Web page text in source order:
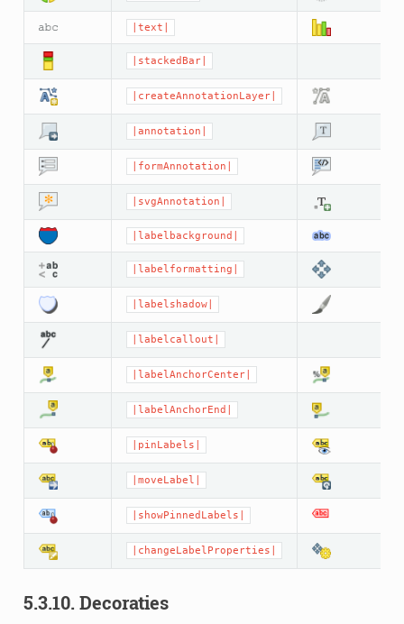
|text|
|stackedBar|
|createAnnotationLayer|
|annotation|
|formAnnotation|
|svgAnnotation|
|labelbackground|
|labelformatting|
|labelshadow|
|labelcallout|
|labelAnchorCenter|
|labelAnchorEnd|
|pinLabels|
|moveLabel|
|showPinnedLabels|
|changeLabelProperties|
5.3.10. Decoraties